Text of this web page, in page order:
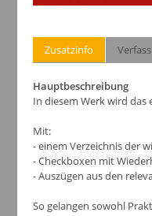
Zusatzinfo
Hauptbeschreibung
In diesem Werk wird
Mit:
- einem Verzeichnis der
- Checkboxen mit
- Auszügen aus den
So gelangen sowohl